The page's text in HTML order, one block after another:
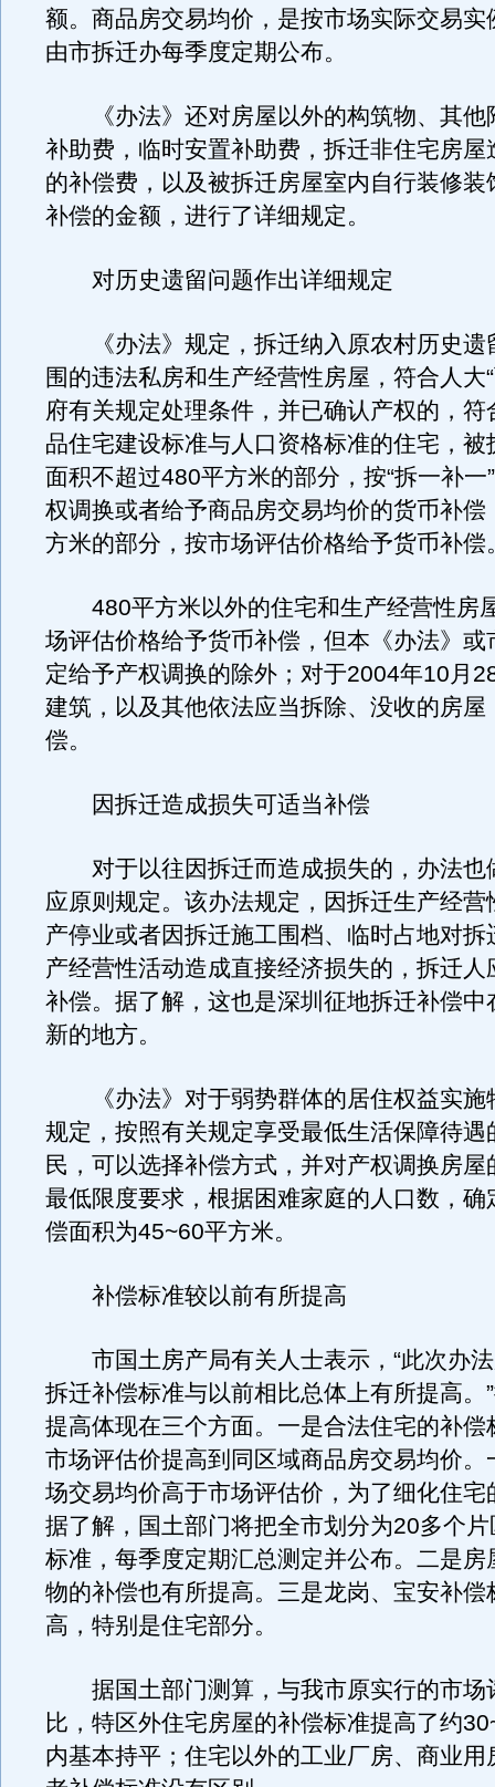
额。商品房交易均价，是按市场实际交易实
由市拆迁办每季度定期公布。
《办法》还对房屋以外的构筑物、其他
补助费，临时安置补助费，拆迁非住宅房屋
的补偿费，以及被拆迁房屋室内自行装修装
补偿的金额，进行了详细规定。
对历史遗留问题作出详细规定
《办法》规定，拆迁纳入原农村历史遗
围的违法私房和生产经营性房屋，符合人大
府有关规定处理条件，并已确认产权的，符
品住宅建设标准与人口资格标准的住宅，被
面积不超过480平方米的部分，按“拆一补一
权调换或者给予商品房交易均价的货币补偿
方米的部分，按市场评估价格给予货币补偿
480平方米以外的住宅和生产经营性房
场评估价格给予货币补偿，但本《办法》或
定给予产权调换的除外；对于2004年10月
建筑，以及其他依法应当拆除、没收的房屋
偿。
因拆迁造成损失可适当补偿
对于以往因拆迁而造成损失的，办法也
应原则规定。该办法规定，因拆迁生产经营
产停业或者因拆迁施工围档、临时占地对拆
产经营性活动造成直接经济损失的，拆迁人
补偿。据了解，这也是深圳征地拆迁补偿中
新的地方。
《办法》对于弱势群体的居住权益实施
规定，按照有关规定享受最低生活保障待遇
民，可以选择补偿方式，并对产权调换房屋
最低限度要求，根据困难家庭的人口数，确
偿面积为45~60平方米。
补偿标准较以前有所提高
市国土房产局有关人士表示，“此次办法
拆迁补偿标准与以前相比总体上有所提高。
提高体现在三个方面。一是合法住宅的补偿
市场评估价提高到同区域商品房交易均价。
场交易均价高于市场评估价，为了细化住宅
据了解，国土部门将把全市划分为20多个
标准，每季度定期汇总测定并公布。二是房
物的补偿也有所提高。三是龙岗、宝安补偿
高，特别是住宅部分。
据国土部门测算，与我市原实行的市场
比，特区外住宅房屋的补偿标准提高了约
内基本持平；住宅以外的工业厂房、商业用